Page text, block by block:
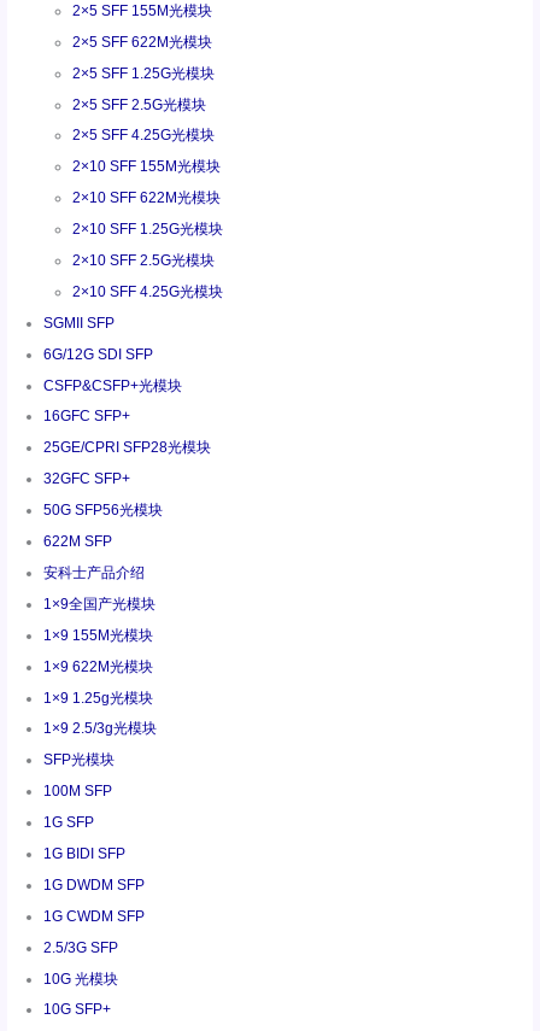
2×5 SFF 155M光模块
2×5 SFF 622M光模块
2×5 SFF 1.25G光模块
2×5 SFF 2.5G光模块
2×5 SFF 4.25G光模块
2×10 SFF 155M光模块
2×10 SFF 622M光模块
2×10 SFF 1.25G光模块
2×10 SFF 2.5G光模块
2×10 SFF 4.25G光模块
SGMII SFP
6G/12G SDI SFP
CSFP&CSFP+光模块
16GFC SFP+
25GE/CPRI SFP28光模块
32GFC SFP+
50G SFP56光模块
622M SFP
安科士产品介绍
1×9全国产光模块
1×9 155M光模块
1×9 622M光模块
1×9 1.25g光模块
1×9 2.5/3g光模块
SFP光模块
100M SFP
1G SFP
1G BIDI SFP
1G DWDM SFP
1G CWDM SFP
2.5/3G SFP
10G 光模块
10G SFP+